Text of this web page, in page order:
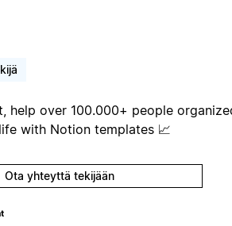
help over 100.000+ people
with Notion templates 📈
Ota yhteyttä tekijään